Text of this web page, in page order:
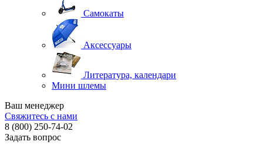
Самокаты
Аксессуары
Литература, календари
Мини шлемы
Ваш менеджер
Свяжитесь с нами
8 (800) 250-74-02
Задать вопрос